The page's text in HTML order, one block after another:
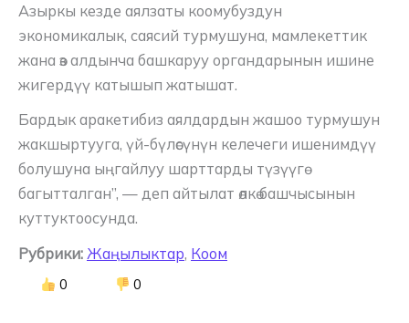
Азыркы кезде аялзаты коомубуздун
экономикалык, саясий турмушуна, мамлекеттик
жана өз алдынча башкаруу органдарынын ишине
жигердүү катышып жатышат.
Бардык аракетибиз аялдардын жашоо турмушун
жакшыртууга, үй-бүлөсүнүн келечеги ишенимдүү
болушуна ыңгайлуу шарттарды түзүүгө
багытталган”, — деп айтылат өлкө башчысынын
куттуктоосунда.
Рубрики: Жаңылыктар, Коом
0 0